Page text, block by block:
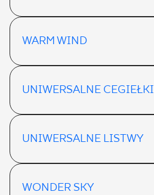
WARM WIND
UNIWERSALNE CEGIEŁKI
UNIWERSALNE LISTWY
WONDER SKY